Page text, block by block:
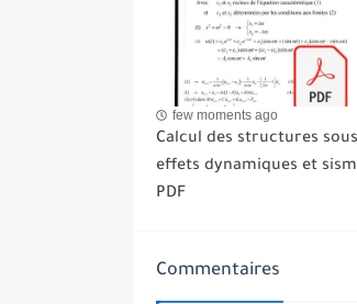
few moments ago
Calcul des structures sous
effets dynamiques et
PDF
Commentaires